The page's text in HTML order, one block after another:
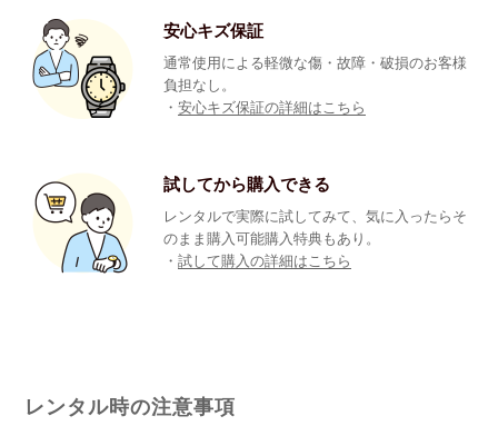
安心キズ保証
通常使用による軽微な傷・故障・破損のお客様
負担なし。
・安心キズ保証の詳細はこちら
試してから購入できる
レンタルで実際に試してみて、気に入ったらそ
のまま購入可能購入特典もあり。
・試して購入の詳細はこちら
レンタル時の注意事項